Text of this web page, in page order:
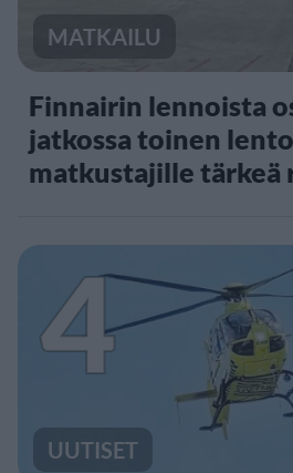
MATKAILU
Finnairin lennoista
jatkossa toinen
matkustajille tärkeä
4
UUTISET